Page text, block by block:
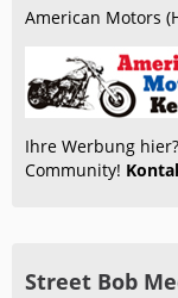
American Motors
Ihre Werbung
Community!
Street Bob